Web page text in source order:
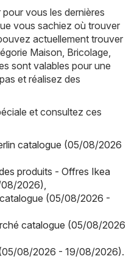
vous les dernières
vous sachiez où trouver
actuellement trouver
Maison, Bricolage,
sont valables pour une
et réalisez des
et consultez ces
catalogue (05/08/2026
produits - Offres Ikea
08/2026),
(05/08/2026 -
catalogue (05/08/2026
08/2026 - 19/08/2026).